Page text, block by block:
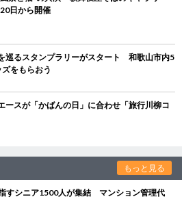
日から開催
巡るスタンプラリーがスタート 和歌山市内5
をもらおう
スが「かばんの日」に合わせ「旅行川柳コ
もっと見る
すシニア1500人が集結 マンション管理代